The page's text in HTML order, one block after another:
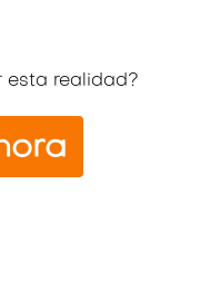
esta realidad?